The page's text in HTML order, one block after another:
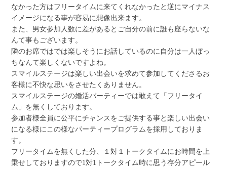
なかった方はフリータイムに来てくれなかったと逆にマイナス
イメージになる事が容易に想像出来ます。
また、男女参加人数に差があるとご自分の前に誰も座らないな
んて事もございます。
隣のお席ではでは楽しそうにお話しているのに自分は一人ぼっ
ちなんて楽しくないですよね。
スマイルステージは楽しい出会いを求めて参加してくださるお
客様に不快な思いをさせたくありません。
スマイルステージの婚活パーティーでは敢えて「フリータイ
ム」を無くしております。
参加者様全員に公平にチャンスをご提供する事と楽しい出会い
になる様にこの様なパーティープログラムを採用しておりま
す。
フリータイムを無くした分、１対１トークタイムにお時間を上
乗せしておりますので1対1トークタイム時に思う存分アピール